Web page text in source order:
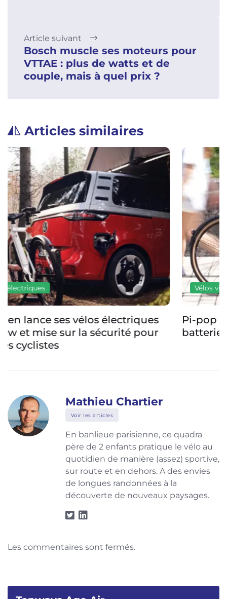
Article suivant
Bosch muscle ses moteurs pour
VTTAE : plus de watts et de
couple, mais à quel prix ?
Articles similaires
Vélos ville électriques
Pi-pop Horizon : le vélo électrique sans
batterie s’améliore
Mathieu Chartier
Voir les articles
En banlieue parisienne, ce quadra
père de 2 enfants pratique le vélo au
quotidien de manière (assez) sportive,
sur route et en dehors. A des envies
de longues randonnées à la
découverte de nouveaux paysages.
Les commentaires sont fermés.